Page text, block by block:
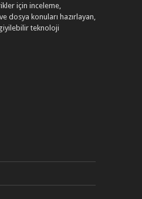
için inceleme,
dosya konuları hazırlayan,
teknoloji